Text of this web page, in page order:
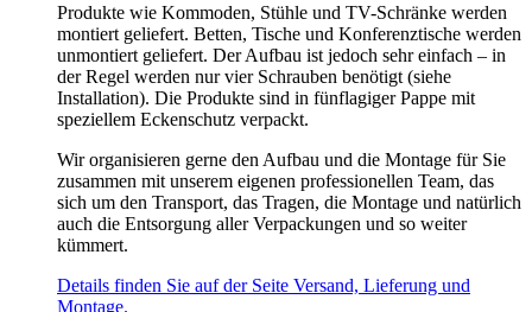
Produkte wie Kommoden, Stühle und TV-Schränke werden
montiert geliefert. Betten, Tische und Konferenztische werden
unmontiert geliefert. Der Aufbau ist jedoch sehr einfach – in
der Regel werden nur vier Schrauben benötigt (siehe
Installation). Die Produkte sind in fünflagiger Pappe mit
speziellem Eckenschutz verpackt.
Wir organisieren gerne den Aufbau und die Montage für Sie
zusammen mit unserem eigenen professionellen Team, das
sich um den Transport, das Tragen, die Montage und natürlich
auch die Entsorgung aller Verpackungen und so weiter
kümmert.
Details finden Sie auf der Seite Versand, Lieferung und
Montage.